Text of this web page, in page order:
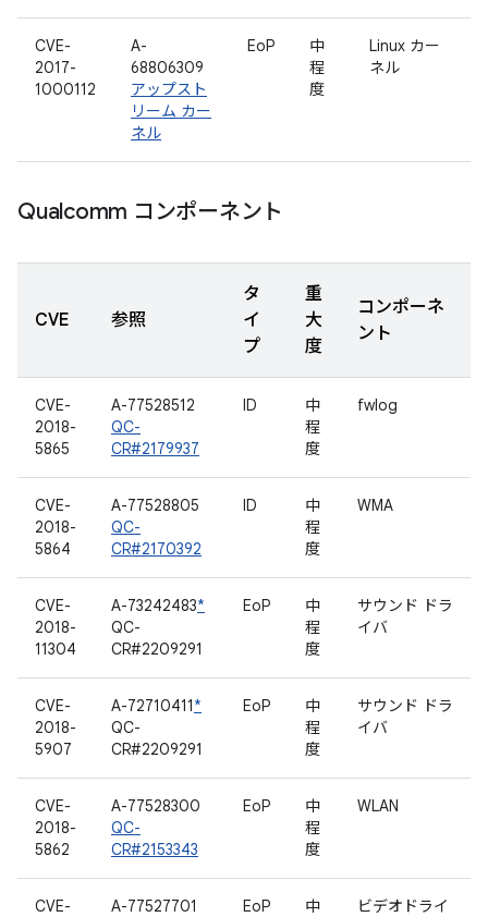
CVE-
2017-
1000112
A-
68806309
アップスト
リーム カー
ネル
EoP
中
程
度
Linux カー
ネル
Qualcomm コンポーネント
CVE 参照
タ
イ
プ
重
大
度
コンポーネ
ント
CVE-
2018-
5865
A-77528512
QC-
CR#2179937
ID
中
程
度
fwlog
CVE-
2018-
5864
A-77528805
QC-
CR#2170392
ID
中
程
度
WMA
CVE-
2018-
11304
A-73242483*
QC-
CR#2209291
EoP
中
程
度
サウンド ドラ
イバ
CVE-
2018-
5907
A-72710411*
QC-
CR#2209291
EoP
中
程
度
サウンド ドラ
イバ
CVE-
2018-
5862
A-77528300
QC-
CR#2153343
EoP
中
程
度
WLAN
CVE-
A-77527701
EoP
中
ビデオドライ